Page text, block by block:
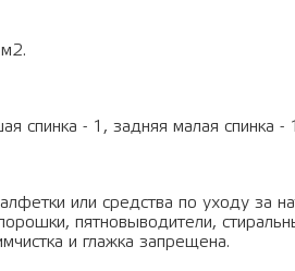
спинка - 1, задняя малая
или средства по уходу за
пятновыводители,
и глажка запрещена.